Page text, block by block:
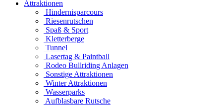
Attraktionen
Hindernisparcours
Riesenrutschen
Spaß & Sport
Kletterberge
Tunnel
Lasertag & Paintball
Rodeo Bullriding Anlagen
Sonstige Attraktionen
Winter Attraktionen
Wasserparks
Aufblasbare Rutsche